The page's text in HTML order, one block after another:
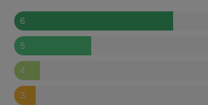
6
5
4
3